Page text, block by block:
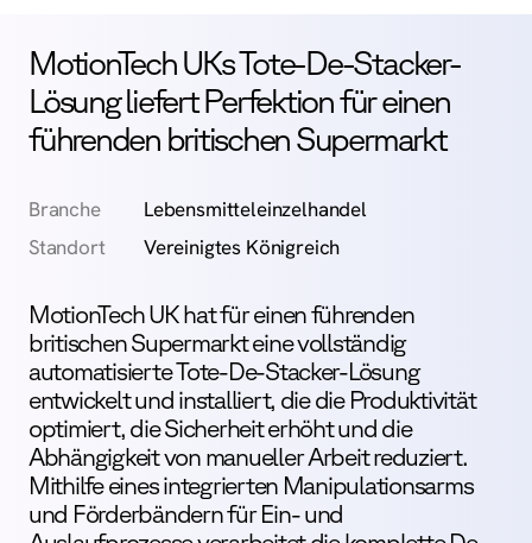
MotionTech UKs Tote-De-Stacker-
Lösung liefert Perfektion für einen
führenden britischen Supermarkt
Branche
Lebensmitteleinzelhandel
Standort
Vereinigtes Königreich
MotionTech UK hat für einen führenden
britischen Supermarkt eine vollständig
automatisierte Tote-De-Stacker-Lösung
entwickelt und installiert, die die Produktivität
optimiert, die Sicherheit erhöht und die
Abhängigkeit von manueller Arbeit reduziert.
Mithilfe eines integrierten Manipulationsarms
und Förderbändern für Ein- und